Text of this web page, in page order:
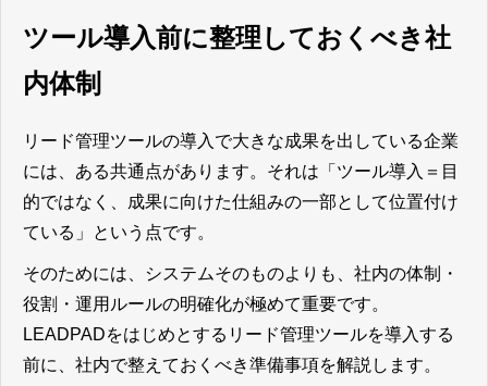
ツール導入前に整理しておくべき社
内体制
リード管理ツールの導入で大きな成果を出している企業
には、ある共通点があります。それは「ツール導入＝目
的ではなく、成果に向けた仕組みの一部として位置付け
ている」という点です。
そのためには、システムそのものよりも、社内の体制・
役割・運用ルールの明確化が極めて重要です。
LEADPADをはじめとするリード管理ツールを導入する
前に、社内で整えておくべき準備事項を解説します。